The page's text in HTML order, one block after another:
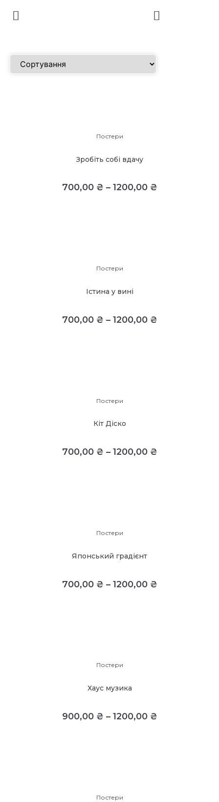
Постери
Зробіть собі вдачу
700,00 ₴ – 1200,00 ₴
Постери
Істина у вині
700,00 ₴ – 1200,00 ₴
Постери
Кіт Діско
700,00 ₴ – 1200,00 ₴
Постери
Японський градієнт
700,00 ₴ – 1200,00 ₴
Постери
Хаус музика
900,00 ₴ – 1200,00 ₴
Постери